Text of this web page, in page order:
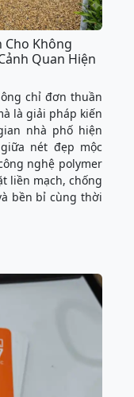
Cho Không
Quan Hiện
chỉ đơn thuần
là giải pháp kiến
nhà phố hiện
nét đẹp mộc
nghệ polymer
liền mạch, chống
bền bỉ cùng thời